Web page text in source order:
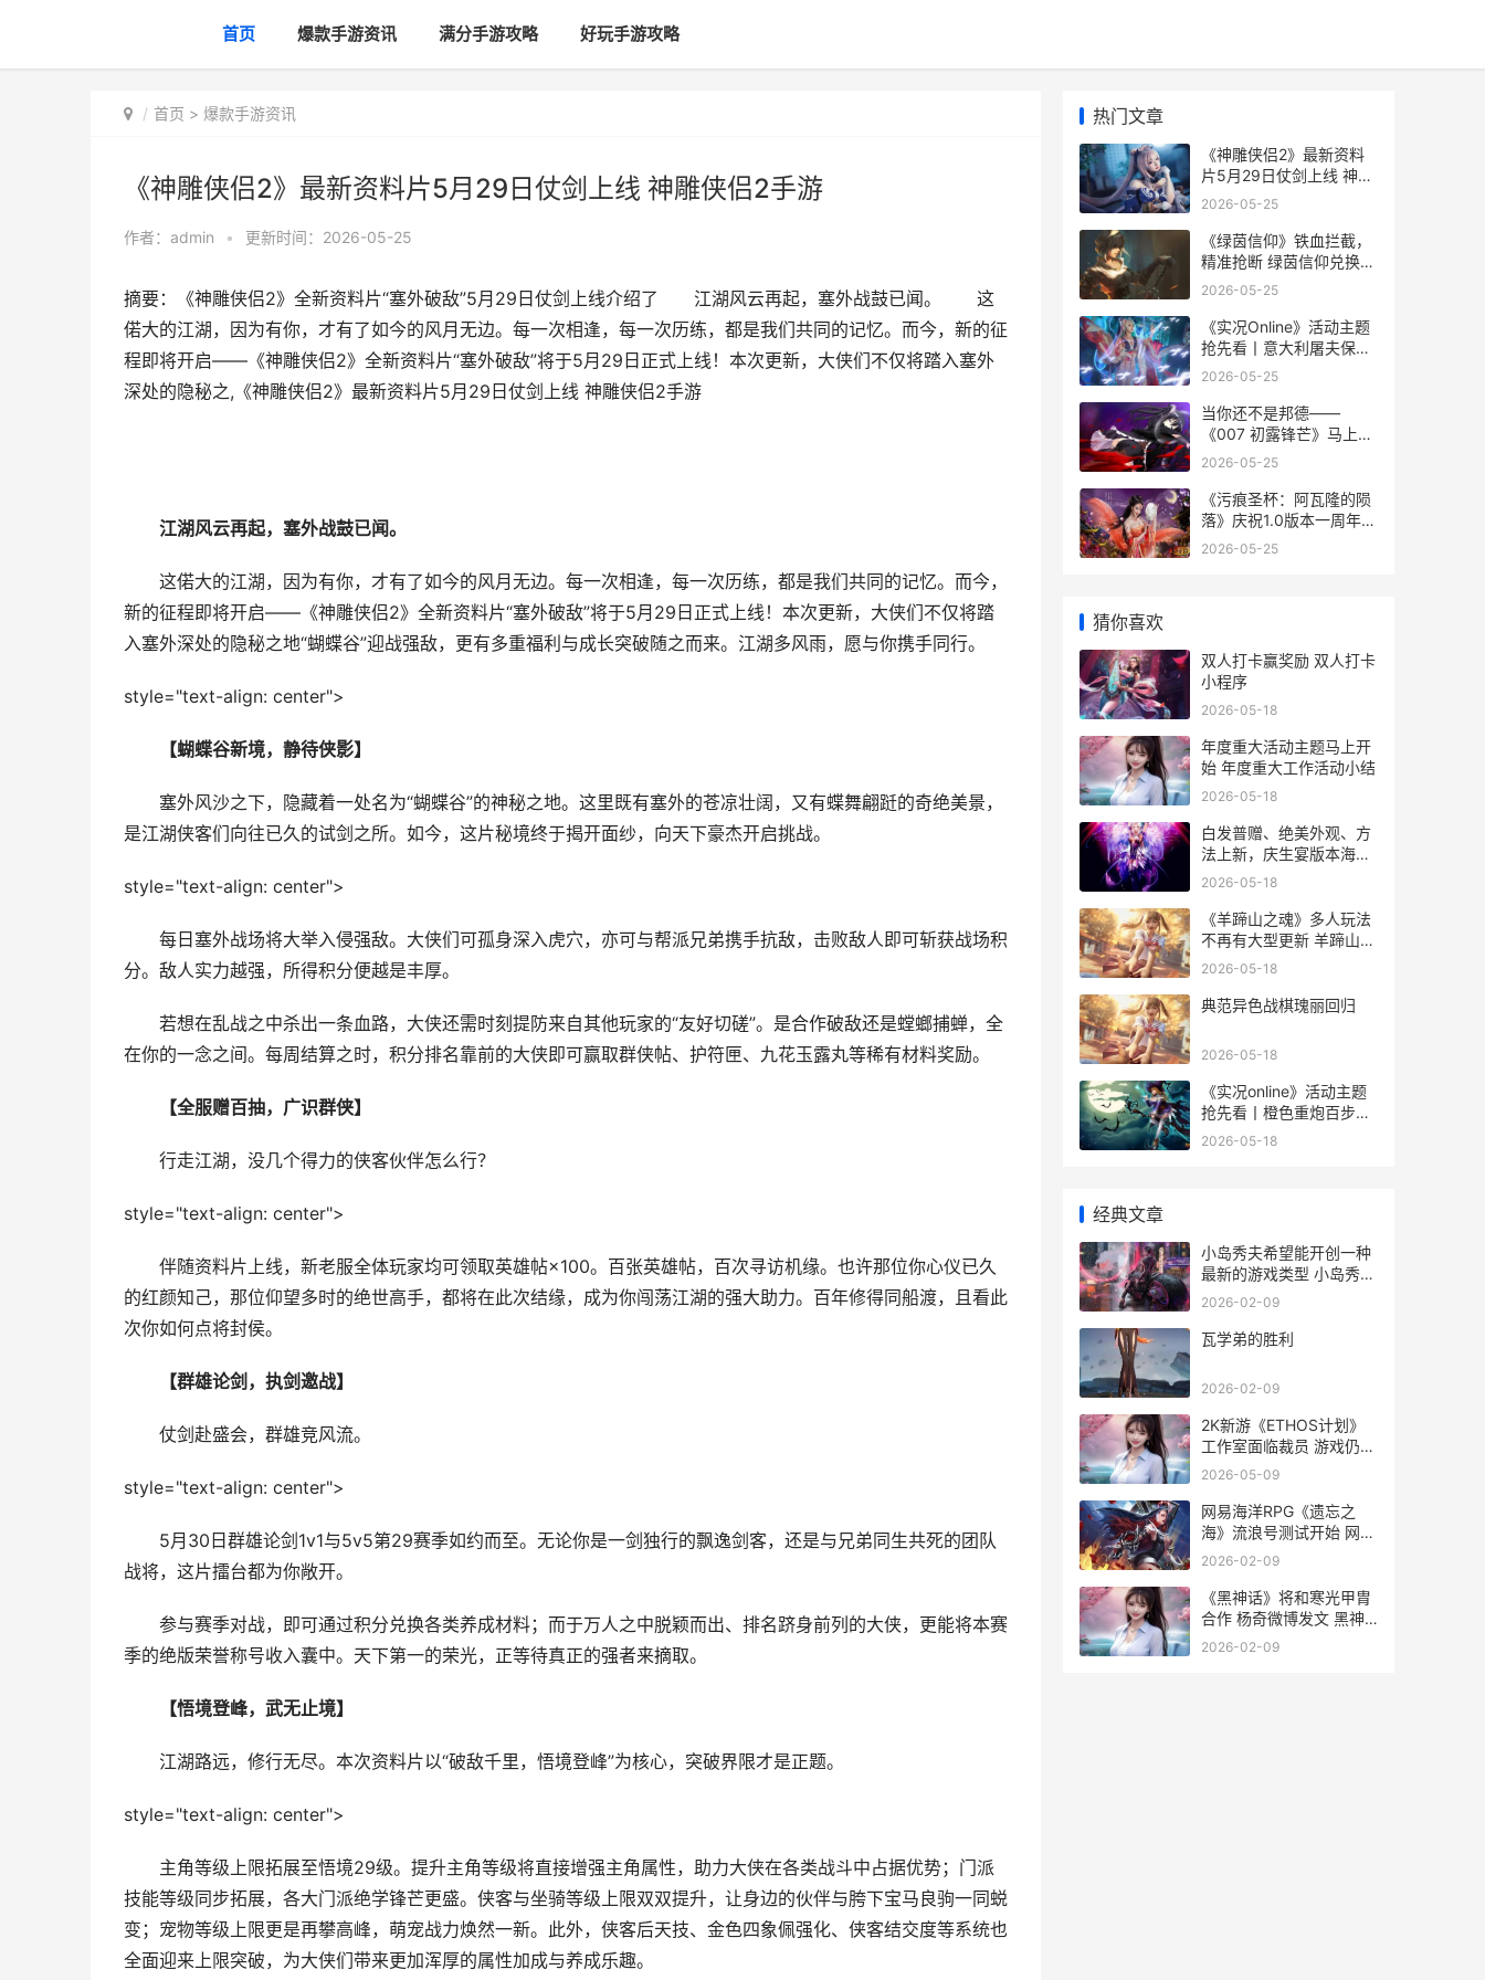
首页 爆款手游资讯 满分手游攻略 好玩手游攻略
首页 > 爆款手游资讯
《神雕侠侣2》最新资料片5月29日仗剑上线 神雕侠侣2手游
作者： admin • 更新时间：2026-05-25
摘要：《神雕侠侣2》全新资料片“塞外破敌”5月29日仗剑上线介绍了 江湖风云再起，塞外战鼓已闻。 这
偌大的江湖，因为有你，才有了如今的风月无边。每一次相逢，每一次历练，都是我们共同的记忆。而今，新的征
程即将开启——《神雕侠侣2》全新资料片“塞外破敌”将于5月29日正式上线！本次更新，大侠们不仅将踏入塞外
深处的隐秘之,《神雕侠侣2》最新资料片5月29日仗剑上线 神雕侠侣2手游
江湖风云再起，塞外战鼓已闻。
这偌大的江湖，因为有你，才有了如今的风月无边。每一次相逢，每一次历练，都是我们共同的记忆。而今，
新的征程即将开启——《神雕侠侣2》全新资料片“塞外破敌”将于5月29日正式上线！本次更新，大侠们不仅将踏
入塞外深处的隐秘之地“蝴蝶谷”迎战强敌，更有多重福利与成长突破随之而来。江湖多风雨，愿与你携手同行。
style="text-align: center">
【蝴蝶谷新境，静待侠影】
塞外风沙之下，隐藏着一处名为“蝴蝶谷”的神秘之地。这里既有塞外的苍凉壮阔，又有蝶舞翩跹的奇绝美景，
是江湖侠客们向往已久的试剑之所。如今，这片秘境终于揭开面纱，向天下豪杰开启挑战。
style="text-align: center">
每日塞外战场将大举入侵强敌。大侠们可孤身深入虎穴，亦可与帮派兄弟携手抗敌，击败敌人即可斩获战场积
分。敌人实力越强，所得积分便越是丰厚。
若想在乱战之中杀出一条血路，大侠还需时刻提防来自其他玩家的“友好切磋”。是合作破敌还是螳螂捕蝉，全
在你的一念之间。每周结算之时，积分排名靠前的大侠即可赢取群侠帖、护符匣、九花玉露丸等稀有材料奖励。
【全服赠百抽，广识群侠】
行走江湖，没几个得力的侠客伙伴怎么行？
style="text-align: center">
伴随资料片上线，新老服全体玩家均可领取英雄帖×100。百张英雄帖，百次寻访机缘。也许那位你心仪已久
的红颜知己，那位仰望多时的绝世高手，都将在此次结缘，成为你闯荡江湖的强大助力。百年修得同船渡，且看此
次你如何点将封侯。
【群雄论剑，执剑邀战】
仗剑赴盛会，群雄竞风流。
style="text-align: center">
5月30日群雄论剑1v1与5v5第29赛季如约而至。无论你是一剑独行的飘逸剑客，还是与兄弟同生共死的团队
战将，这片擂台都为你敞开。
参与赛季对战，即可通过积分兑换各类养成材料；而于万人之中脱颖而出、排名跻身前列的大侠，更能将本赛
季的绝版荣誉称号收入囊中。天下第一的荣光，正等待真正的强者来摘取。
【悟境登峰，武无止境】
江湖路远，修行无尽。本次资料片以“破敌千里，悟境登峰”为核心，突破界限才是正题。
style="text-align: center">
主角等级上限拓展至悟境29级。提升主角等级将直接增强主角属性，助力大侠在各类战斗中占据优势；门派
技能等级同步拓展，各大门派绝学锋芒更盛。侠客与坐骑等级上限双双提升，让身边的伙伴与胯下宝马良驹一同蜕
变；宠物等级上限更是再攀高峰，萌宠战力焕然一新。此外，侠客后天技、金色四象佩强化、侠客结交度等系统也
全面迎来上限突破，为大侠们带来更加浑厚的属性加成与养成乐趣。
热门文章
《神雕侠侣2》最新资料
片5月29日仗剑上线 神雕
侠侣2手游
2026-05-25
《绿茵信仰》铁血拦截，
精准抢断 绿茵信仰兑换码
是多少
2026-05-25
《实况Online》活动主题
抢先看丨意大利屠夫保驾
护航，梅阿查丰碑永不褪
2026-05-25
当你还不是邦德——
《007 初露锋芒》马上发
行，尝试沉浸式的特工成
2026-05-25
《污痕圣杯：阿瓦隆的陨
落》庆祝1.0版本一周年
公开不收费DLC和大型更
2026-05-25
猜你喜欢
双人打卡赢奖励 双人打卡
小程序
2026-05-18
年度重大活动主题马上开
始 年度重大工作活动小结
2026-05-18
白发普赠、绝美外观、方
法上新，庆生宴版本海量
精彩内容抢先看 白发讲解
2026-05-18
《羊蹄山之魂》多人玩法
不再有大型更新 羊蹄山之
魂地吹温泉神社怎么开门
2026-05-18
典范异色战棋瑰丽回归
2026-05-18
《实况online》活动主题
抢先看丨橙色重炮百步穿
杨，无冕之王虽败犹荣 实
2026-05-18
经典文章
小岛秀夫希望能开创一种
最新的游戏类型 小岛秀夫
跌下神坛
2026-02-09
瓦学弟的胜利
2026-02-09
2K新游《ETHOS计划》
工作室面临裁员 游戏仍在
开发中 2k2-
2026-05-09
网易海洋RPG《遗忘之
海》流浪号测试开始 网易
海洋生存手游
2026-02-09
《黑神话》将和寒光甲胄
合作 杨奇微博发文 黑神
话系列原著
2026-02-09